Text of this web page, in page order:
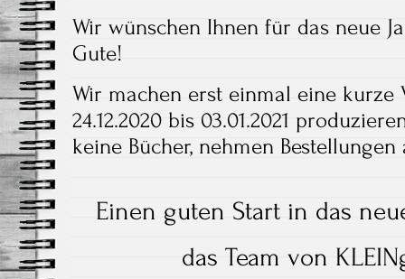
Wir wünschen Ihnen für das neue
Gute!
Wir machen erst einmal eine kurze
24.12.2020 bis 03.01.2021
keine Bücher, nehmen
Einen guten Start in das
das Team von